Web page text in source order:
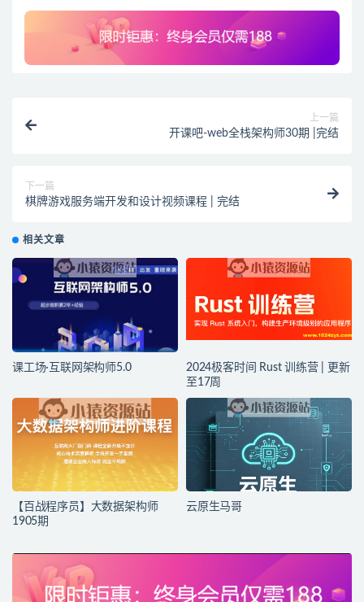
上一篇
开课吧-web全栈架构师30期 |完结
下一篇
棋牌游戏服务端开发和设计视频课程 | 完结
相关文章
课工场·互联网架构师5.0
2024极客时间 Rust 训练营 | 更新
至17周
【百战程序员】大数据架构师
1905期
云原生马哥